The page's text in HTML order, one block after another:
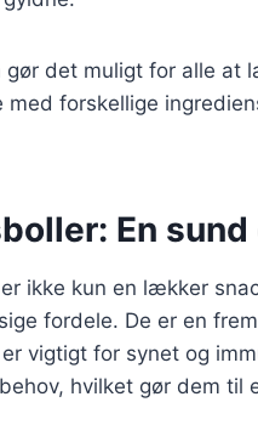
gør det muligt for alle at
med forskellige
En
ikke kun en lækker
fordele. De er en
vigtigt for synet og
hvilket gør dem til